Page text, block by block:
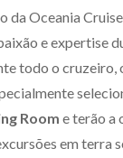
da Oceania
e expertise
todo o cruzeiro,
Room e terão a
em terra